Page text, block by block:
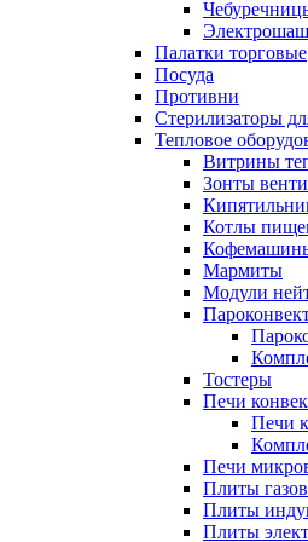
Палатки торговые
Посуда
Противни
Стерилизаторы
Тепловое
Витрины
Зонты
Котлы
Мармиты
Модули
Тостеры
Печи
Печи
Печи
Плиты
Плиты
Плиты